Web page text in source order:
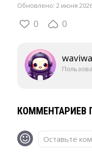
Обновлено: 2 июня
0 0
КОММЕНТАРИЕВ
Оставьте